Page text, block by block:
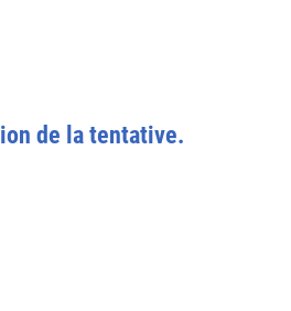
de la tentative.